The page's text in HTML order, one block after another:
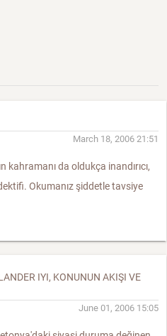
March 18, 2006 21:51
kahramanı da oldukça inandırıcı,
Okumanız şiddetle tavsiye
IYI, KONUNUN AKIŞI VE
June 01, 2006 15:05